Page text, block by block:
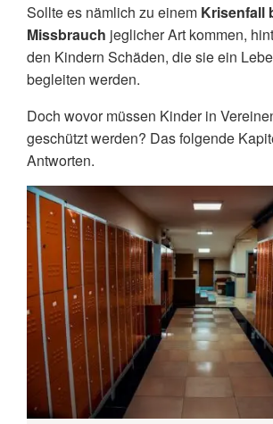
Sollte es nämlich zu einem Krisenfall
Missbrauch jeglicher Art kommen,
den Kindern Schäden, die sie ein
begleiten werden.
Doch wovor müssen Kinder in
geschützt werden? Das folgende
Antworten.